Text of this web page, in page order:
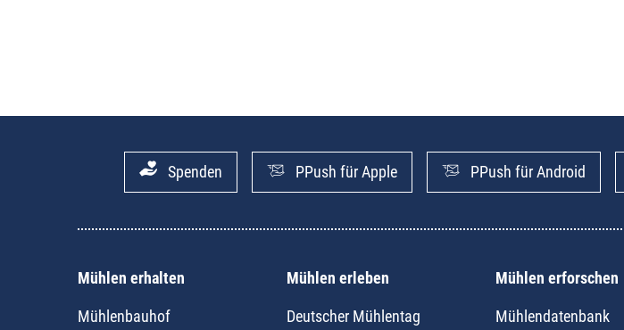
Spenden PPush für Apple PPush für Android
Mühlen erhalten
Mühlenbauhof
Mühlen erleben
Deutscher Mühlentag
Mühlen erforschen
Mühlendatenbank